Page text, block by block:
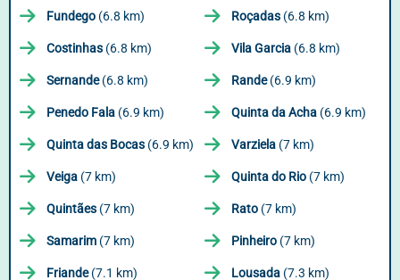
Fundego (6.8 km) Roçadas (6.8 km)
Costinhas (6.8 km) Vila Garcia (6.8 km)
Sernande(6.8 km) Rande(6.9 km)
Penedo Fala (6.9 km) Quinta da Acha (6.9 km)
Quinta das Bocas (6.9 km) Varziela (7 km)
Veiga (7 km) Quinta do Rio (7 km)
Quintães (7 km) Rato (7 km)
Samarim (7 km) Pinheiro (7 km)
Friande(7.1 km) Lousada (7.3 km)